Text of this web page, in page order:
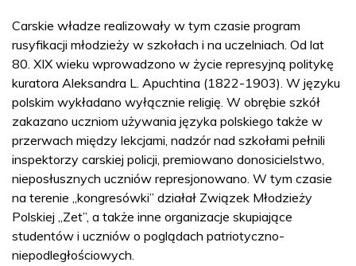
Carskie władze realizowały w tym czasie program
rusyfikacji młodzieży w szkołach i na uczelniach. Od lat
80. XIX wieku wprowadzono w życie represyjną politykę
kuratora Aleksandra L. Apuchtina (1822-1903). W języku
polskim wykładano wyłącznie religię. W obrębie szkół
zakazano uczniom używania języka polskiego także w
przerwach między lekcjami, nadzór nad szkołami pełnili
inspektorzy carskiej policji, premiowano donosicielstwo,
nieposłusznych uczniów represjonowano. W tym czasie
na terenie „kongresówki” działał Związek Młodzieży
Polskiej „Zet”, a także inne organizacje skupiające
studentów i uczniów o poglądach patriotyczno-
niepodległościowych.